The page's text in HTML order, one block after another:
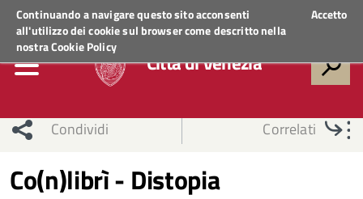
Continuando a navigare questo sito acconsenti
all'utilizzo dei cookie sul browser come descritto nella
nostraCookie Policy
Accetto
Regione VenetoACCEDI AI SERVIZI
Città di Venezia
Condividi Correlati
Co(n)librì - Distopia